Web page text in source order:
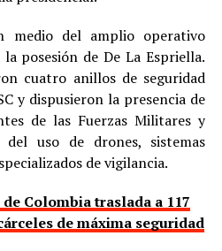
medio del amplio operativo
posesión de De La Espriella.
cuatro anillos de seguridad
y dispusieron la presencia de
de las Fuerzas Militares y
del uso de drones, sistemas
de vigilancia.
Colombia traslada a 117
de máxima seguridad